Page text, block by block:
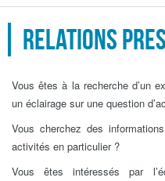
Relations
Vous êtes à la recherche d’un
un éclairage sur une question
Vous cherchez des
activités en particulier ?
Vous êtes intéressés par